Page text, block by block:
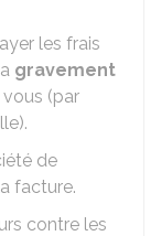
les frais
gravement
vous (par
de
facture.
contre les